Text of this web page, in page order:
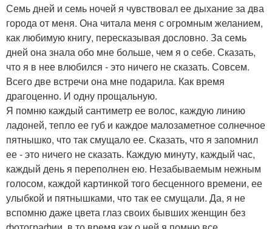
Семь дней и семь ночей я чувствовал ее дыхание за два
города от меня. Она читала меня с огромным желанием,
как любимую книгу, пересказывая дословно. За семь
дней она знала обо мне больше, чем я о себе. Сказать,
что я в нее влюбился - это ничего не сказать. Совсем.
Всего две встречи она мне подарила. Как время
драгоценно. И одну прощальную.
Я помню каждый сантиметр ее волос, каждую линию
ладоней, тепло ее губ и каждое малозаметное солнечное
пятнышко, что так смущало ее. Сказать, что я запомнил
ее - это ничего не сказать. Каждую минуту, каждый час,
каждый день я переполнен ею. Незабываемым нежным
голосом, каждой картинкой того бесценного времени, ее
улыбкой и пятнышками, что так ее смущали. Да, я не
вспомню даже цвета глаз своих бывших женщин без